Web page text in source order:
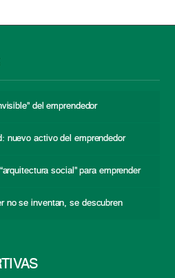
del emprendedor
nuevo activo del emprendedor
social” para emprender
no se inventan, se descubren